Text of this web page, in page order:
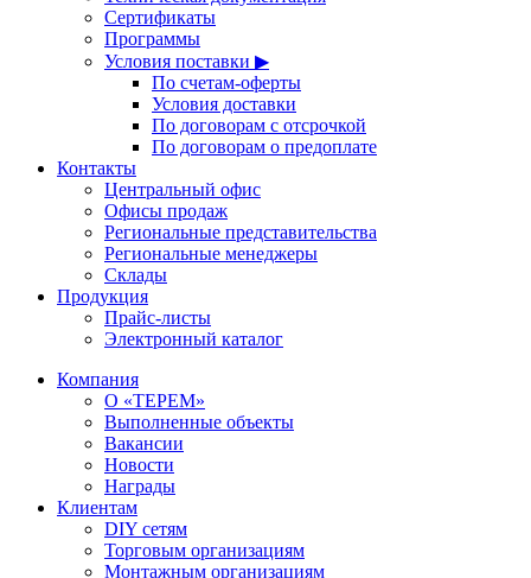
Сертификаты
Программы
Условия поставки ▶
По счетам-оферты
Условия доставки
По договорам с отсрочкой
По договорам о предоплате
Контакты
Центральный офис
Офисы продаж
Региональные представительства
Региональные менеджеры
Склады
Продукция
Прайс-листы
Электронный каталог
Компания
О «ТЕРЕМ»
Выполненные объекты
Вакансии
Новости
Награды
Клиентам
DIY сетям
Торговым организациям
Монтажным организациям